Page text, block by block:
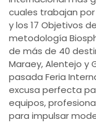
cuales trabajan
y los 17 Objetivos
metodología
de más de 40
Maraey, Alentejo y
pasada Feria
excusa perfecta
equipos,
para impulsar